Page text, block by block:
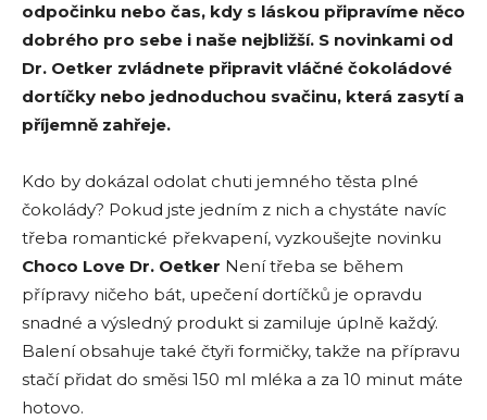
odpočinku nebo čas, kdy s láskou připravíme něco
dobrého pro sebe i naše nejbližší. S novinkami od
Dr. Oetker zvládnete připravit vláčné čokoládové
dortíčky nebo jednoduchou svačinu, která zasytí a
příjemně zahřeje.
Kdo by dokázal odolat chuti jemného těsta plné
čokolády? Pokud jste jedním z nich a chystáte navíc
třeba romantické překvapení, vyzkoušejte novinku
Choco Love Dr. Oetker Není třeba se během
přípravy ničeho bát, upečení dortíčků je opravdu
snadné a výsledný produkt si zamiluje úplně každý.
Balení obsahuje také čtyři formičky, takže na přípravu
stačí přidat do směsi 150 ml mléka a za 10 minut máte
hotovo.